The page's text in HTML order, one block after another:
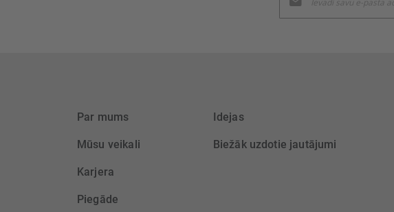
jaunumu
saņemšanai:
Par mums
Mūsu veikali
Karjera
Piegāde
Idejas
Biežāk uzdotie jautājumi